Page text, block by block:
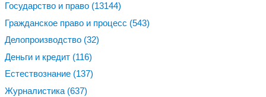
Государство и право (13144)
Гражданское право и процесс (543)
Делопроизводство (32)
Деньги и кредит (116)
Естествознание (137)
Журналистика (637)